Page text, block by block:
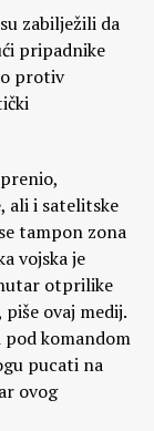
zabilježili da
pripadnike
protiv
ali i satelitske
tampon zona
vojska je
otprilike
ovaj medij.
pod komandom
pucati na
ovog